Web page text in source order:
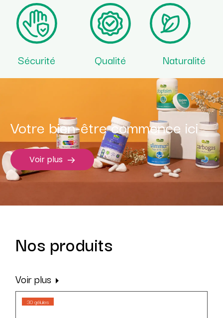
Sécurité Qualité Naturalité
Votre bien-être commence ici
Voir plus
Nos produits
Voir plus
30 gélules